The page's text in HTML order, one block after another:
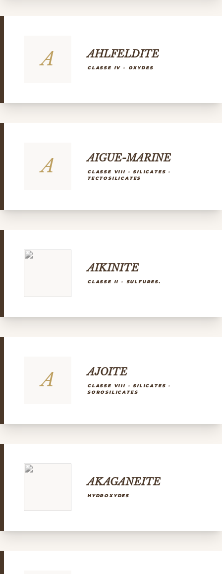
A AHLFELDITE
CLASSE IV - OXYDES
A AIGUE-MARINE
CLASSE VIII - SILICATES -
TECTOSILICATES
AIKINITE
CLASSE II - SULFURES.
A AJOITE
CLASSE VIII - SILICATES -
SOROSILICATES
AKAGANEITE
HYDROXYDES